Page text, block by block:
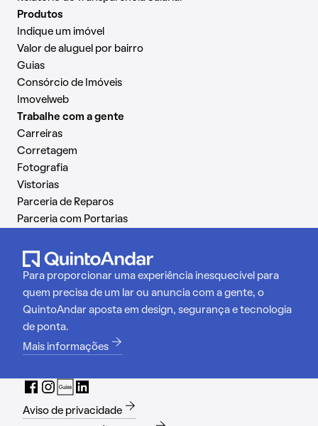
Produtos
Indique um imóvel
Valor de aluguel por bairro
Guias
Consórcio de Imóveis
Imovelweb
Trabalhe com a gente
Carreiras
Corretagem
Fotografia
Vistorias
Parceria de Reparos
Parceria com Portarias
Para proporcionar uma experiência inesquecível para
quem precisa de um lar ou anuncia com a gente, o
QuintoAndar aposta em design, segurança e tecnologia
de ponta.
Mais informações
Aviso de privacidade